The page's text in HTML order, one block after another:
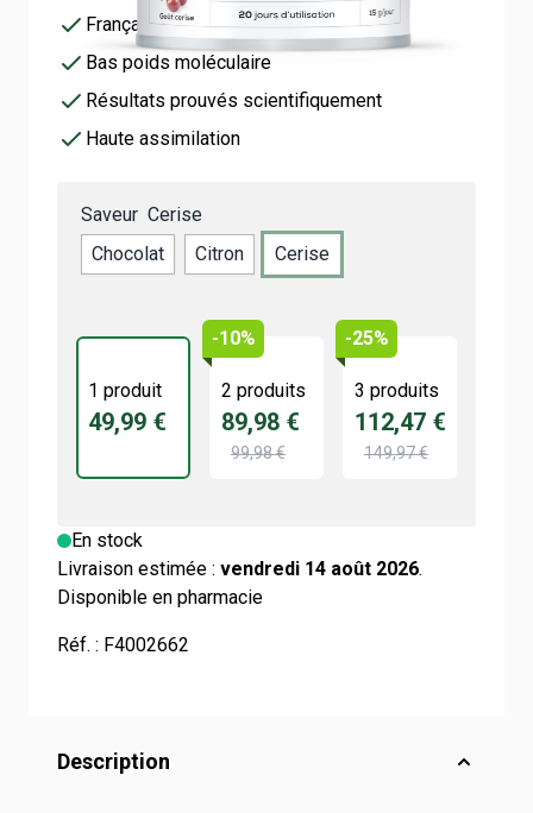
Français et breveté Naticol®
Bas poids moléculaire
Résultats prouvés scientifiquement
Haute assimilation
Saveur Cerise
Chocolat
Citron Cerise
1 produit
49,99 €
-10%
2 produits
89,98 €
99,98 €
-25%
3 produits
112,47 €
149,97 €
En stock
Livraison estimée : vendredi 14 août 2026.
Disponible en pharmacie
Réf. : F4002662
Description